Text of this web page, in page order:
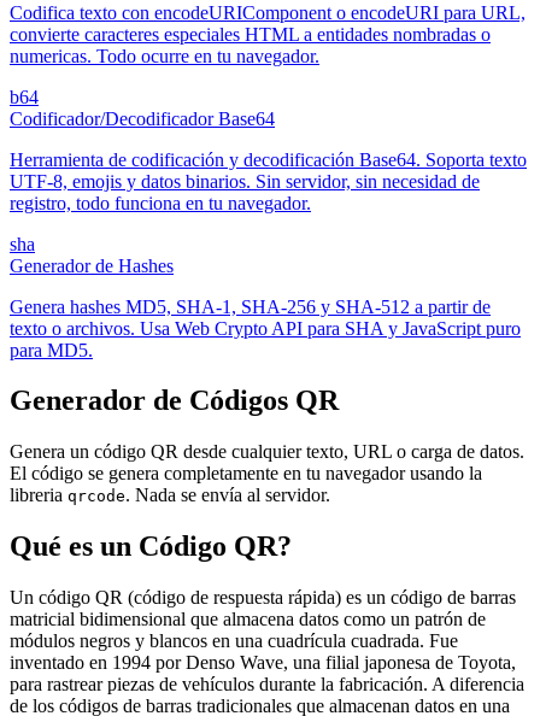
Codifica texto con encodeURIComponent o encodeURI para URL,
convierte caracteres especiales HTML a entidades nombradas o
numericas. Todo ocurre en tu navegador.
b64
Codificador/Decodificador Base64
Herramienta de codificación y decodificación Base64. Soporta texto
UTF-8, emojis y datos binarios. Sin servidor, sin necesidad de
registro, todo funciona en tu navegador.
sha
Generador de Hashes
Genera hashes MD5, SHA-1, SHA-256 y SHA-512 a partir de
texto o archivos. Usa Web Crypto API para SHA y JavaScript puro
para MD5.
Generador de Códigos QR
Genera un código QR desde cualquier texto, URL o carga de datos.
El código se genera completamente en tu navegador usando la
libreria qrcode. Nada se envía al servidor.
Qué es un Código QR?
Un código QR (código de respuesta rápida) es un código de barras
matricial bidimensional que almacena datos como un patrón de
módulos negros y blancos en una cuadrícula cuadrada. Fue
inventado en 1994 por Denso Wave, una filial japonesa de Toyota,
para rastrear piezas de vehículos durante la fabricación. A diferencia
de los códigos de barras tradicionales que almacenan datos en una